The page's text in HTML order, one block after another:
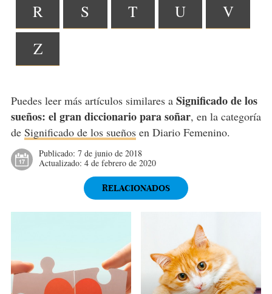
R
S T U
V
Z
Puedes leer más artículos similares a Significado de los
sueños: el gran diccionario para soñar, en la categoría
de Significado de los sueñosen Diario Femenino.
Publicado: 7 de junio de 2018
Actualizado: 4 de febrero de 2020
RELACIONADOS